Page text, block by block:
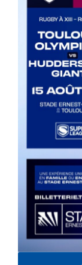
The End of
6 août 2026